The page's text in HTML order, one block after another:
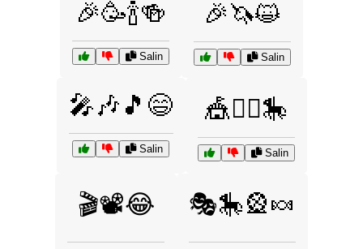
🎉🥳🍾🍻
Salin
🎉🦄😺
Salin
🎤🎶🎵😄
Salin
🎪🤹‍♂️🎠
Salin
🎬📽️😂 🎭🎠🎡🍬